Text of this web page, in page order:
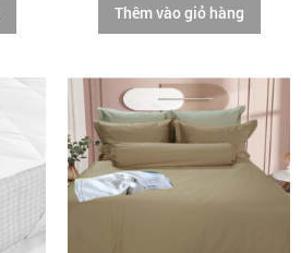
Thêm vào giỏ hàng